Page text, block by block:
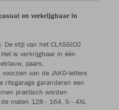
en verkrijgbaar in
stijl van het CLASSICO
is verkrijgbaar in één
paars,
van de JAKO-letters
ritsgarage garanderen een
praktisch worden
maten 128 - 164, S - 4XL